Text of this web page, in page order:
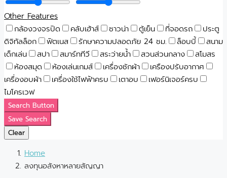
Other Features
กล้องวงจรปิด
คลับเฮ้าส์ ซาวน่า ตู้เย็น ที่จอดรถ
ประตู
ดิจิทัลล็อก
ฟิตเนส รักษาความปลอดภัย 24 ชม. ล็อบบี้
สนาม
เด็กเล่น
สปา สมาร์ททีวี สระว่ายน้ำ สวนส่วนกลาง
สโมสร
ห้องสมุด
ห้องเล่นเกมส์ เครื่องซักผ้า
เครืองปรับอากาศ
เครื่องอบผ้า
เครื่องใช้ไฟฟ้าครบ เตาอบ
เฟอร์นิเจอร์ครบ
ไมโครเวฟ
Search Button
Save Search
Clear
Home
ลงทุนอสังหาหลายสัญญา